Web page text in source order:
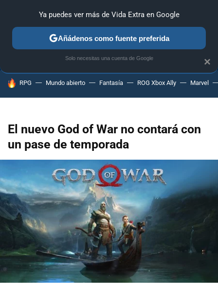
ANÁLISIS GUÍAS Y TRUCOS PC SONY NINTENDO
HOY SE HABLA DE
RPG Mundo abierto Fantasía ROG Xbox Ally Marvel
El nuevo God of War no contará con
un pase de temporada
×
Ya puedes ver más de Vida Extra en Google
Añádenos como fuente preferida
Solo necesitas una cuenta de Google